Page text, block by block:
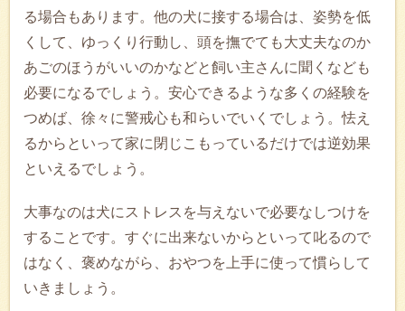
る場合もあります。他の犬に接する場合は、姿勢を低
くして、ゆっくり行動し、頭を撫でても大丈夫なのか
あごのほうがいいのかなどと飼い主さんに聞くなども
必要になるでしょう。安心できるような多くの経験を
つめば、徐々に警戒心も和らいでいくでしょう。怯え
るからといって家に閉じこもっているだけでは逆効果
といえるでしょう。
大事なのは犬にストレスを与えないで必要なしつけを
することです。すぐに出来ないからといって叱るので
はなく、褒めながら、おやつを上手に使って慣らして
いきましょう。